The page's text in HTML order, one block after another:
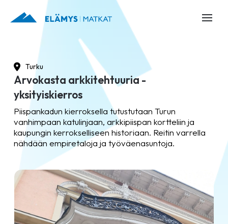
Turku
Arvokasta arkkitehtuuria -
yksityiskierros
Piispankadun kierroksella tutustutaan Turun
vanhimpaan katulinjaan, arkkipiispan kortteliin ja
kaupungin kerrokselliseen historiaan. Reitin varrella
nähdään empiretaloja ja työväenasuntoja.